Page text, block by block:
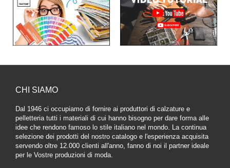
CHI SIAMO
Dal 1946 ci occupiamo di fornire ai produttori di calzature e
pelletteria tutti i materiali di cui hanno bisogno per dare forma alle
idee che rendono famoso lo stile italiano nel mondo. La continua
selezione dei prodotti del nostro catalogo e l'esperienza acquisita
servendo oltre 12.000 clienti all'anno, fanno di noi il partner ideale
per le Vostre produzioni di moda.